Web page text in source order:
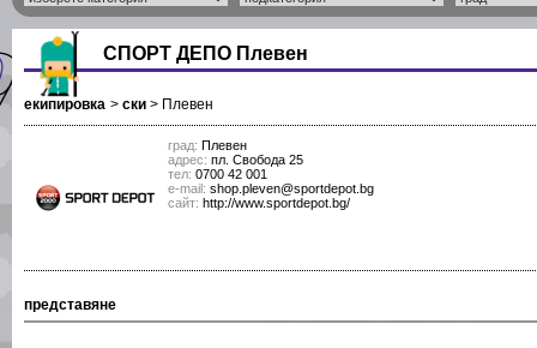
СПОРТ ДЕПО Плевен
екипировка > ски > Плевен
град: Плевен
адрес: пл. Свобода 25
тел: 0700 42 001
е-mail: shop.pleven@sportdepot.bg
сайт: http://www.sportdepot.bg/
представяне